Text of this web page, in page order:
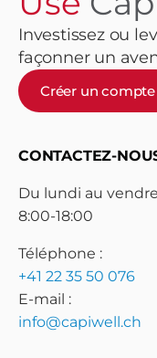
Investissez ou
façonner un
Créer un compte
CONTACTEZ-
Du lundi au
8:00-18:00
Téléphone :
+41 22 35 50 076
E-mail :
info@capiwell.ch